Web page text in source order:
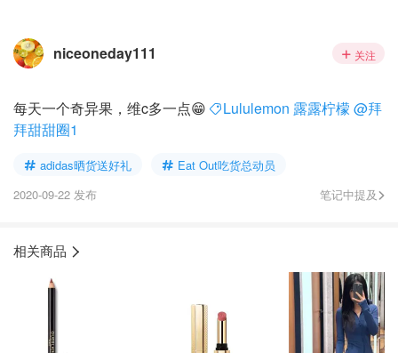
niceoneday111 关注
每天一个奇异果，维c多一点😁 Lululemon 露露柠檬 @拜
拜甜甜圈1
adidas晒货送好礼
Eat Out吃货总动员
2020-09-22 发布
笔记中提及
相关商品